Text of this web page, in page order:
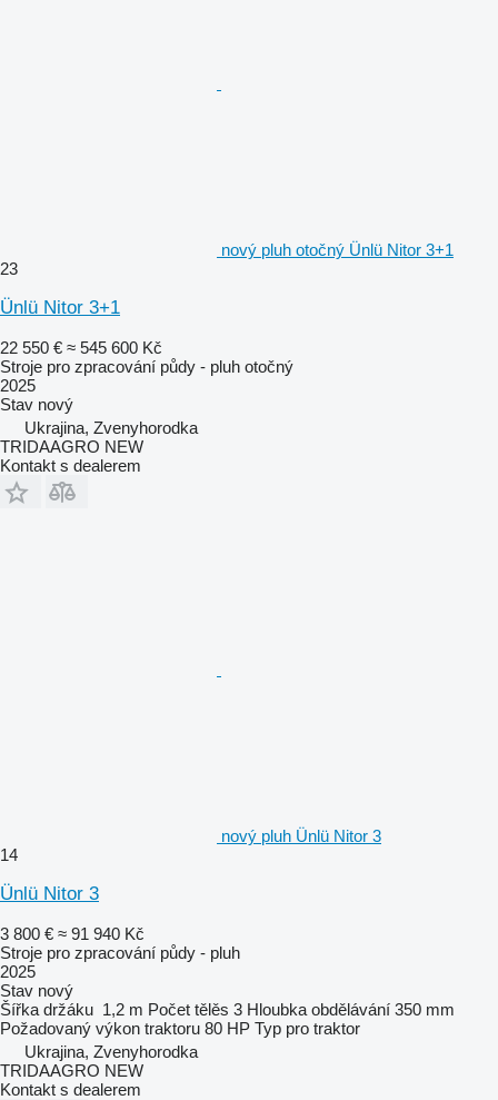
nový pluh otočný Ünlü Nitor 3+1
23
Ünlü Nitor 3+1
22 550 € ≈ 545 600 Kč
Stroje pro zpracování půdy - pluh otočný
2025
Stav nový
Ukrajina, Zvenyhorodka
TRIDAAGRO NEW
Kontakt s dealerem
nový pluh Ünlü Nitor 3
14
Ünlü Nitor 3
3 800 € ≈ 91 940 Kč
Stroje pro zpracování půdy - pluh
2025
Stav nový
Šířka držáku 1,2 m Počet tělěs 3 Hloubka obdělávání 350 mm
Požadovaný výkon traktoru 80 HP Typ pro traktor
Ukrajina, Zvenyhorodka
TRIDAAGRO NEW
Kontakt s dealerem